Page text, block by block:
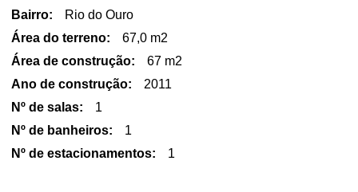
Bairro:
Rio do Ouro
Área do terreno:
67,0 m2
Área de construção:
67 m2
Ano de construção:
2011
Nº de salas:
1
Nº de banheiros:
1
Nº de estacionamentos:
1